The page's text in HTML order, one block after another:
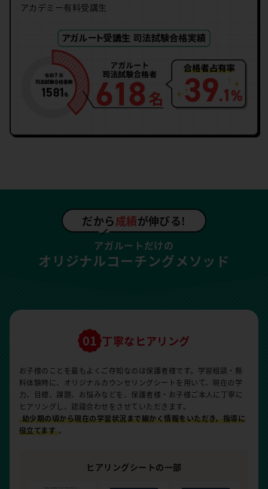
アカデミー有料受講生
だから成績が伸びる!
アガルートだけの
オリジナルコーチングメソッド
丁寧なヒアリング
お子様のことを最もよくご存知なのは保護者様です。学習相談・無
料体験時に、オリジナルカウンセリングシートを用いて、現在の学
力、目標、課題、お悩みなどを、保護者様・お子様ご本人に丁寧に
ヒアリングし、認識合わせをさせていただきます。
幼少期の頃から現在の学習状況まで細かく情報をいただき、指導に
役立てます 。
ヒアリングシートの一部